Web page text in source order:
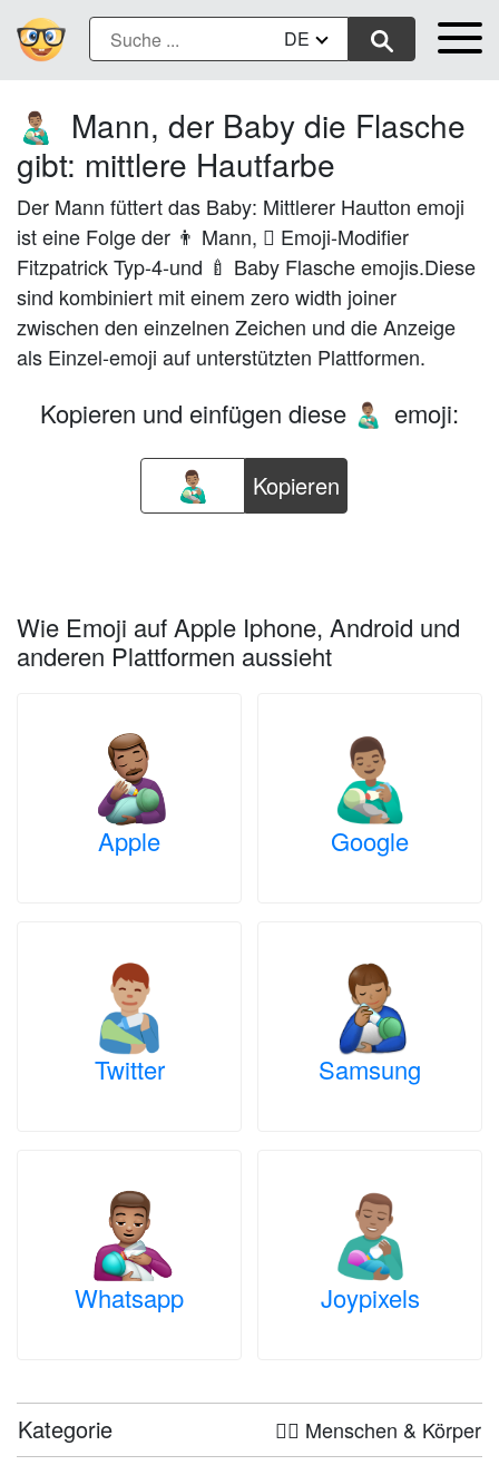
DE
👨🏽‍🍼
Mann, der Baby die Flasche
gibt: mittlere Hautfarbe
Der Mann füttert das Baby: Mittlerer Hautton emoji
ist eine Folge der 👨 Mann, 🏽 Emoji-Modifier
Fitzpatrick Typ-4-und 🍼 Baby Flasche emojis.Diese
sind kombiniert mit einem zero width joiner
zwischen den einzelnen Zeichen und die Anzeige
als Einzel-emoji auf unterstützten Plattformen.
Kopieren und einfügen diese 👨🏽‍🍼 emoji:
Kopieren
Wie Emoji auf Apple Iphone, Android und
anderen Plattformen aussieht
Apple Google
Twitter Samsung
Whatsapp Joypixels
Kategorie 🤦‍♀️ Menschen & Körper